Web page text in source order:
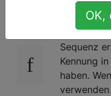
Die
zu
annimmt
Sequenz
Kennung
haben.
OK,